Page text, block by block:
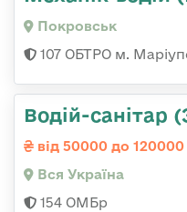
Покровськ
107 ОБТРО м.
Водій-санітар
від 50000 до 120000
Вся Україна
154 ОМБр